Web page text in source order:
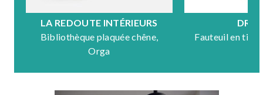
LA REDOUTE INTÉRIEURS
Bibliothèque plaquée chêne,
Orga
Fauteuil en